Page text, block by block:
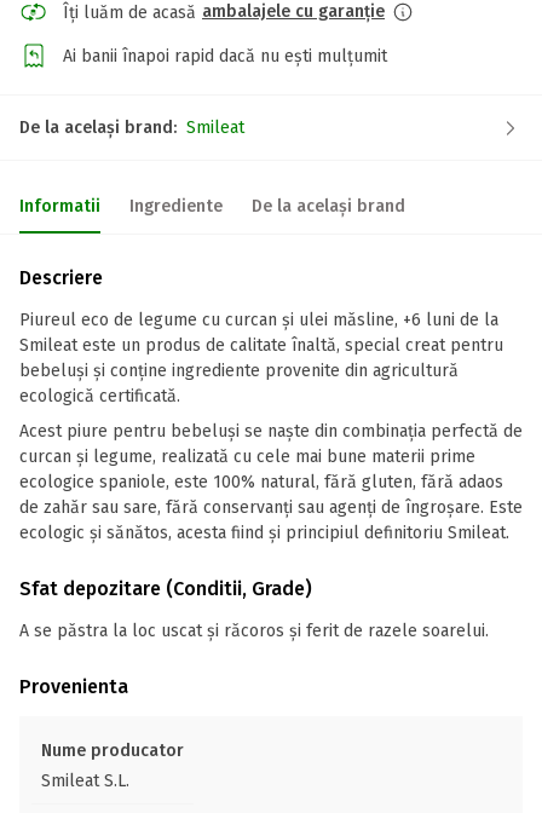
Îți luăm de acasă ambalajele cu garanție
Ai banii înapoi rapid dacă nu ești mulțumit
De la același brand: Smileat
Informatii Ingrediente De la același brand
Descriere
Piureul eco de legume cu curcan și ulei măsline, +6 luni de la
Smileat este un produs de calitate înaltă, special creat pentru
bebeluși și conține ingrediente provenite din agricultură
ecologică certificată.
Acest piure pentru bebeluși se naște din combinația perfectă de
curcan și legume, realizată cu cele mai bune materii prime
ecologice spaniole, este 100% natural, fără gluten, fără adaos
de zahăr sau sare, fără conservanți sau agenți de îngroșare. Este
ecologic și sănătos, acesta fiind și principiul definitoriu Smileat.
Sfat depozitare (Conditii, Grade)
A se păstra la loc uscat și răcoros și ferit de razele soarelui.
Provenienta
Nume producator
Smileat S.L.